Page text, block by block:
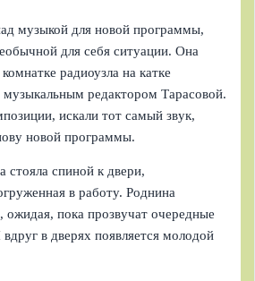
музыкой для новой программы,
для себя ситуации. Она
радиоузла на катке
музыкальным редактором Тарасовой.
искали тот самый звук,
новой программы.
стояла спиной к двери,
в работу. Роднина
ожидая, пока прозвучат очередные
в дверях появляется молодой